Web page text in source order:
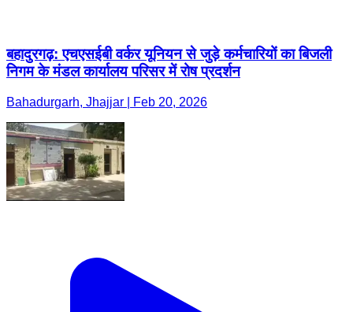
बहादुरगढ़: एचएसईबी वर्कर यूनियन से जुड़े कर्मचारियों का बिजली
निगम के मंडल कार्यालय परिसर में रोष प्रदर्शन
Bahadurgarh, Jhajjar | Feb 20, 2026